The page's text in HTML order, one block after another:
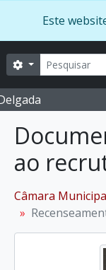
Este
Pesquisar
Opções de busca
ao
Câmara